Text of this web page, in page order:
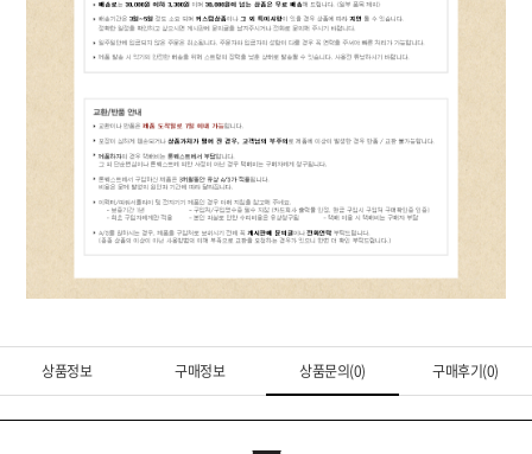
상품정보 구매정보 상품문의(0) 구매후기(0)